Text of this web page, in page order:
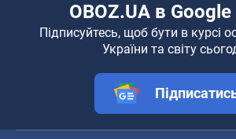
OBOZ.UA в
Підписуйтесь, щоб бути в курсі
України та світу